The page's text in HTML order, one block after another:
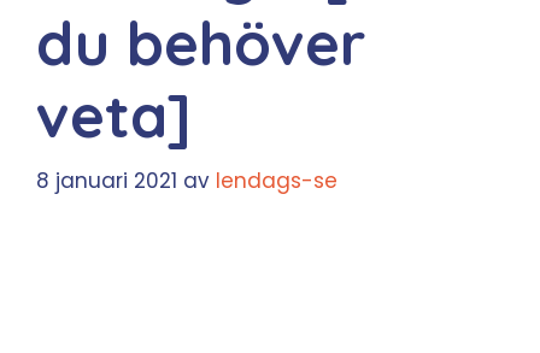
du behöver
veta]
8 januari 2021 av lendags-se